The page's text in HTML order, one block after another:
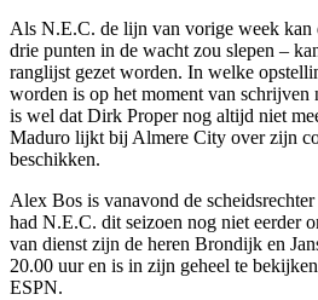
Als N.E.C. de lijn van vorige week kan
drie punten in de wacht zou slepen –
ranglijst gezet worden. In welke
worden is op het moment van schrijven
is wel dat Dirk Proper nog altijd niet
Maduro lijkt bij Almere City over zijn
beschikken.
Alex Bos is vanavond de
had N.E.C. dit seizoen nog niet eerder
van dienst zijn de heren Brondijk en
20.00 uur en is in zijn geheel te
ESPN.